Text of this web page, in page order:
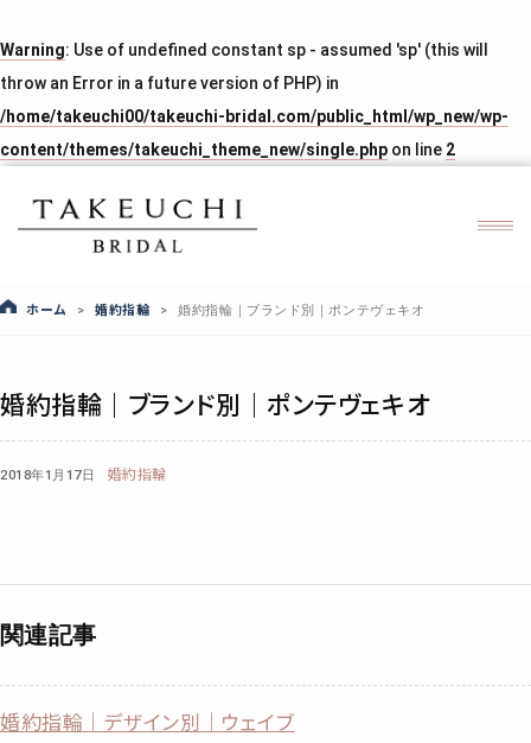
Warning: Use of undefined constant sp - assumed 'sp' (this will
throw an Error in a future version of PHP) in
/home/takeuchi00/takeuchi-bridal.com/public_html/wp_new/wp-
content/themes/takeuchi_theme_new/single.php on line 2
ホーム > 婚約指輪 > 婚約指輪｜ブランド別｜ポンテヴェキオ
婚約指輪｜ブランド別｜ポンテヴェキオ
2018年1月17日 婚約指輪
関連記事
婚約指輪｜デザイン別｜ウェイブ